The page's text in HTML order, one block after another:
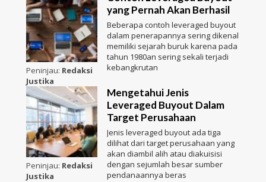
Peninjau: Redaksi
Justika
yang Pernah Akan Berhasil
Beberapa contoh leveraged buyout
dalam penerapannya sering dikenal
memiliki sejarah buruk karena pada
tahun 1980an sering sekali terjadi
kebangkrutan
Peninjau: Redaksi
Justika
Mengetahui Jenis
Leveraged Buyout Dalam
Target Perusahaan
Jenis leveraged buyout ada tiga
dilihat dari target perusahaan yang
akan diambil alih atau diakuisisi
dengan sejumlah besar sumber
pendanaannya beras